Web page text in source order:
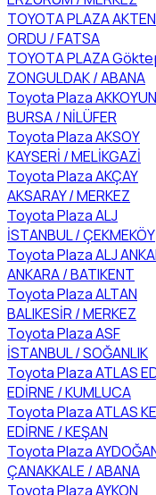
TOYOTA PLAZA AKTEN
ORDU / FATSA
TOYOTA PLAZA
ZONGULDAK / ABANA
Toyota Plaza
BURSA / NİLÜFER
Toyota Plaza AKSOY
KAYSERİ / MELİKGAZİ
Toyota Plaza AKÇAY
AKSARAY / MERKEZ
Toyota Plaza ALJ
İSTANBUL / ÇEKMEKÖY
Toyota Plaza ALJ
ANKARA / BATIKENT
Toyota Plaza ALTAN
BALIKESİR / MERKEZ
Toyota Plaza ASF
İSTANBUL / SOĞANLIK
Toyota Plaza ATLAS
EDİRNE / KUMLUCA
Toyota Plaza ATLAS
EDİRNE / KEŞAN
Toyota Plaza
ÇANAKKALE / ABANA
Toyota Plaza AYKON